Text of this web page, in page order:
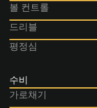
볼 컨트롤
드리블
평정심
수비
가로채기